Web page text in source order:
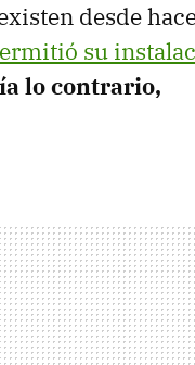
desde
su
lo contrario,